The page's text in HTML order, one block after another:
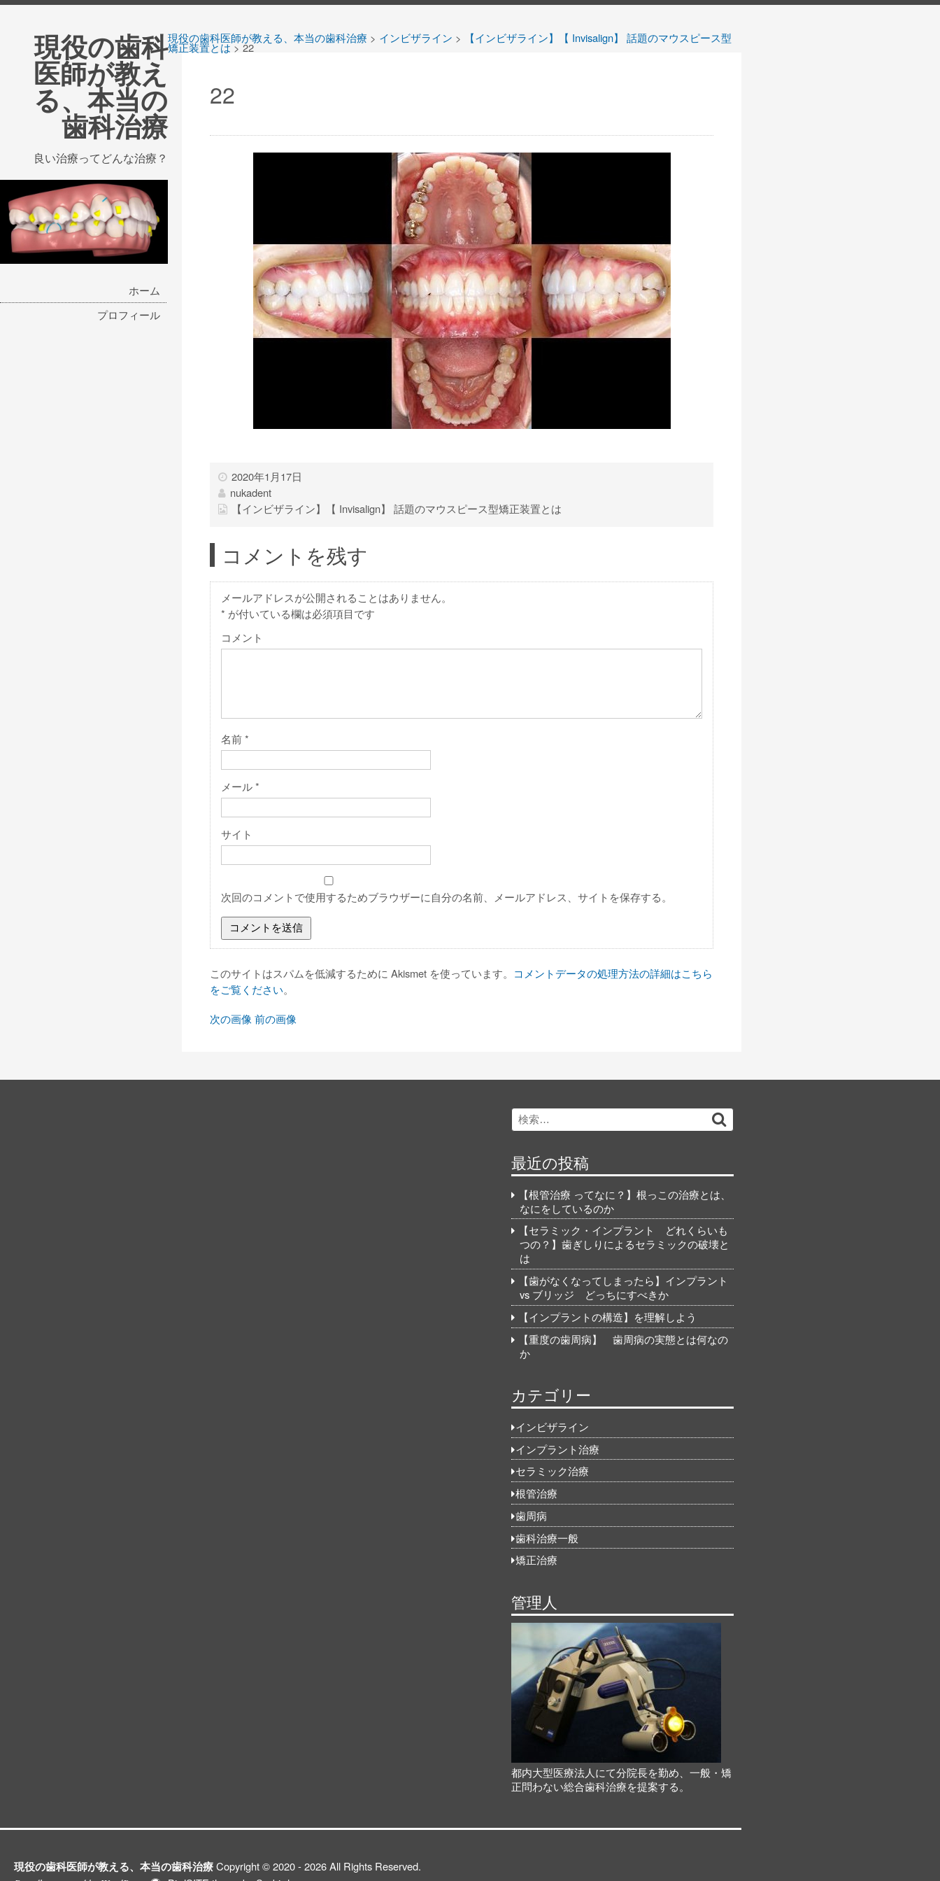
現役の歯科
医師が教え
る、本当の
歯科治療
良い治療ってどんな治療？
ホーム
プロフィール
現役の歯科医師が教える、本当の歯科治療 > インビザライン > 【インビザライン】【 Invisalign】 話題のマウスピース型
矯正装置とは>22
22
2020年1月17日
nukadent
【インビザライン】【 Invisalign】 話題のマウスピース型矯正装置とは
コメントを残す
メールアドレスが公開されることはありません。
* が付いている欄は必須項目です
コメント
名前*
メール*
サイト
次回のコメントで使用するためブラウザーに自分の名前、メールアドレス、サイトを保存する。
このサイトはスパムを低減するために Akismet を使っています。 コメントデータの処理方法の詳細はこちら
をご覧ください。
次の画像 前の画像
Search
for:
最近の投稿
【根管治療 ってなに？】根っこの治療とは、
なにをしているのか
【セラミック・インプラント どれくらいも
つの？】歯ぎしりによるセラミックの破壊と
は
【歯がなくなってしまったら】インプラント
vs ブリッジ どっちにすべきか
【インプラントの構造】を理解しよう
【重度の歯周病】 歯周病の実態とは何なの
か
カテゴリー
インビザライン
インプラント治療
セラミック治療
根管治療
歯周病
歯科治療一般
矯正治療
管理人
都内大型医療法人にて分院長を勤め、一般・矯
正問わない総合歯科治療を提案する。
現役の歯科医師が教える、本当の歯科治療Copyright © 2020 - 2026 All Rights Reserved.